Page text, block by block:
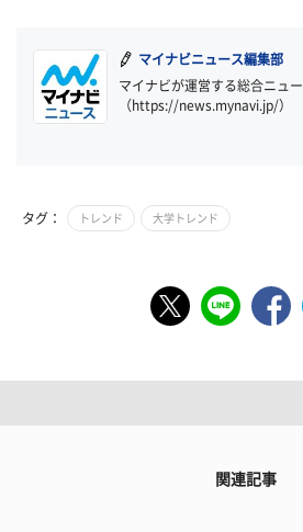
マイナビニュース編集部
マイナビが運営する総合ニュ
（https://news.mynavi.jp/）
タグ： トレンド 大学トレンド
関連記事